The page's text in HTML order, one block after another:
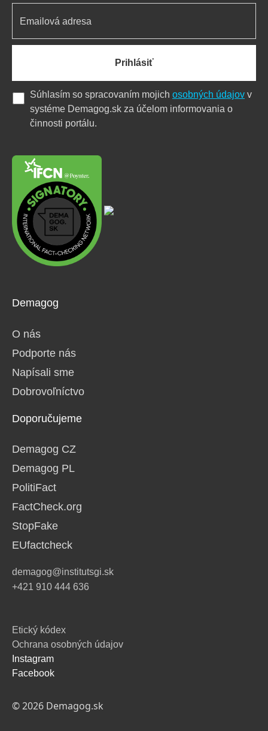
Demagog
O nás
Podporte nás
Napísali sme
Dobrovoľníctvo
Doporučujeme
Demagog CZ
Demagog PL
PolitiFact
FactCheck.org
StopFake
EUfactcheck
demagog@institutsgi.sk
+421 910 444 636
Prihlásiť
Súhlasím so spracovaním mojich osobných údajov v
systéme Demagog.sk za účelom informovania o
činnosti portálu.
Etický kódex
Ochrana osobných údajov
Instagram
Facebook
© 2026 Demagog.sk